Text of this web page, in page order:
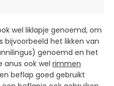
wel liklapje genoemd, om
bijvoorbeeld het likken van
genoemd en het
anus ook wel rimmen
beflap goed gebruikt